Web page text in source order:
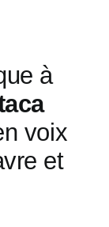
à
voix
et